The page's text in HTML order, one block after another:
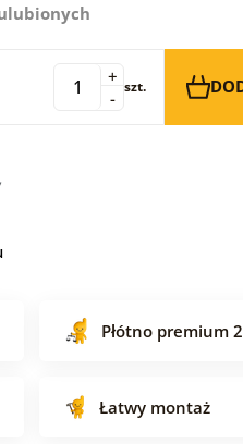
-
+ szt.
Płótno premium
Łatwy montaż